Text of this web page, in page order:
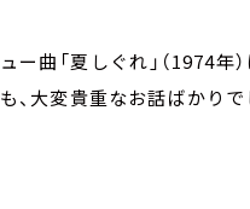
ー曲「夏しぐれ」（1974年
、大変貴重なお話ばかりで